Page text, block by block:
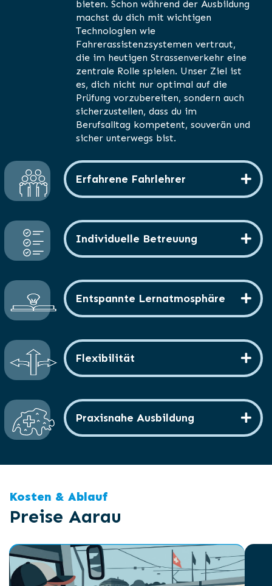
bieten. Schon während der Ausbildung
machst du dich mit wichtigen
Technologien wie
Fahrerassistenzsystemen vertraut,
die im heutigen Strassenverkehr eine
zentrale Rolle spielen. Unser Ziel ist
es, dich nicht nur optimal auf die
Prüfung vorzubereiten, sondern auch
sicherzustellen, dass du im
Berufsalltag kompetent, souverän und
sicher unterwegs bist.
Erfahrene Fahrlehrer
Individuelle Betreuung
Entspannte Lernatmosphäre
Flexibilität
Praxisnahe Ausbildung
Kosten & Ablauf
Preise Aarau